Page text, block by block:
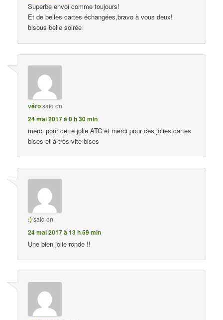
Superbe envoi comme toujours!
Et de belles cartes échangées,bravo à vous deux!
bisous belle soirée
vérosaid on
24 mai 2017 à 0 h 30 min
merci pour cette jolie ATC et merci pour ces jolies cartes
bises et à très vite bises
:)said on
24 mai 2017 à 13 h 59 min
Une bien jolie ronde !!